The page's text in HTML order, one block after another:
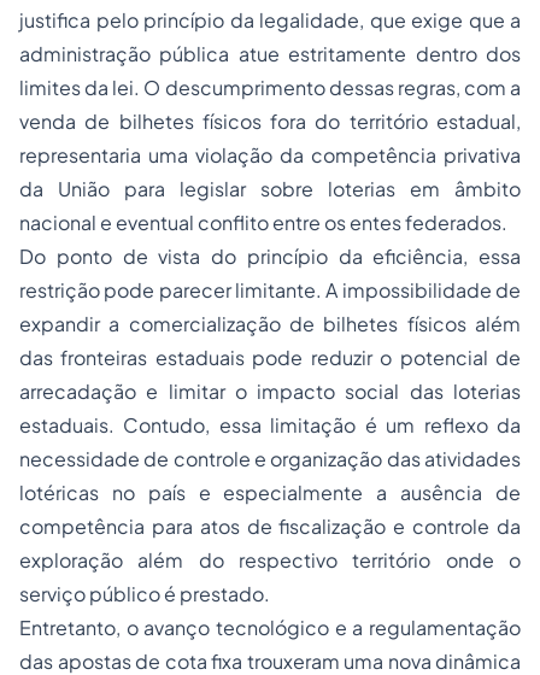
justifica pelo princípio da legalidade, que exige que a
administração pública atue estritamente dentro dos
limites da lei. O descumprimento dessas regras, com a
venda de bilhetes físicos fora do território estadual,
representaria uma violação da competência privativa
da União para legislar sobre loterias em âmbito
nacional e eventual conflito entre os entes federados.
Do ponto de vista do princípio da eficiência, essa
restrição pode parecer limitante. A impossibilidade de
expandir a comercialização de bilhetes físicos além
das fronteiras estaduais pode reduzir o potencial de
arrecadação e limitar o impacto social das loterias
estaduais. Contudo, essa limitação é um reflexo da
necessidade de controle e organização das atividades
lotéricas no país e especialmente a ausência de
competência para atos de fiscalização e controle da
exploração além do respectivo território onde o
serviço público é prestado.
Entretanto, o avanço tecnológico e a regulamentação
das apostas de cota fixa trouxeram uma nova dinâmica